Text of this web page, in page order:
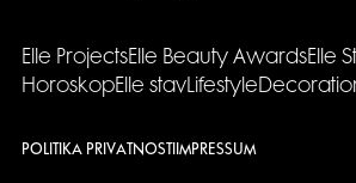
Elle ProjectsElle Beauty AwardsElle
HoroskopElle stavLifestyle
POLITIKA PRIVATNOSTI IMPRESSUM